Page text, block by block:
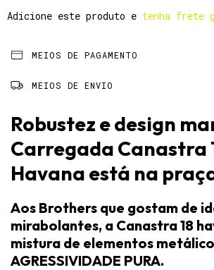
Adicione este produto e tenha frete
MEIOS DE PAGAMENTO
MEIOS DE ENVIO
Robustez e design
Carregada Canastra
Havana está na
Aos Brothers que gostam de
mirabolantes, a Canastra 18
mistura de elementos
AGRESSIVIDADE PURA.